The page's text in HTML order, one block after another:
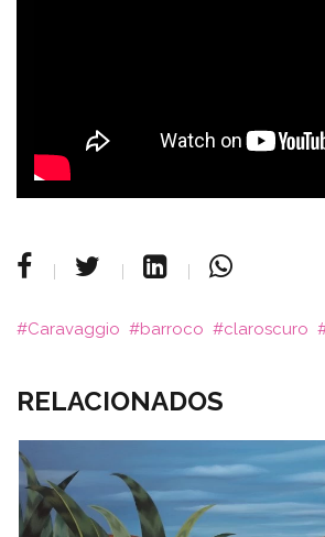
Caravaggio barroco claroscuro
RELACIONADOS